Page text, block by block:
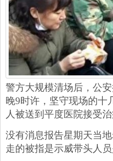
警方大规模清场后，公
晚9时许，坚守现场的十
人被送到平度医院接受治
没有消息报告星期天当
走的被指是示威带头人员